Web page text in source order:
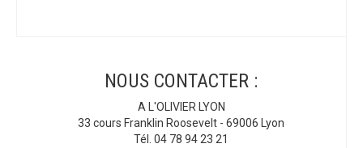
NOUS CONTACTER :
A L'OLIVIER LYON
33 cours Franklin Roosevelt - 69006 Lyon
Tél. 04 78 94 23 21